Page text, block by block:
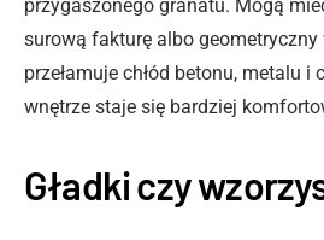
przygaszonego granatu. Mogą
surową fakturę albo geometryczny
przełamuje chłód betonu, metalu i
wnętrze staje się bardziej
Gładki czy